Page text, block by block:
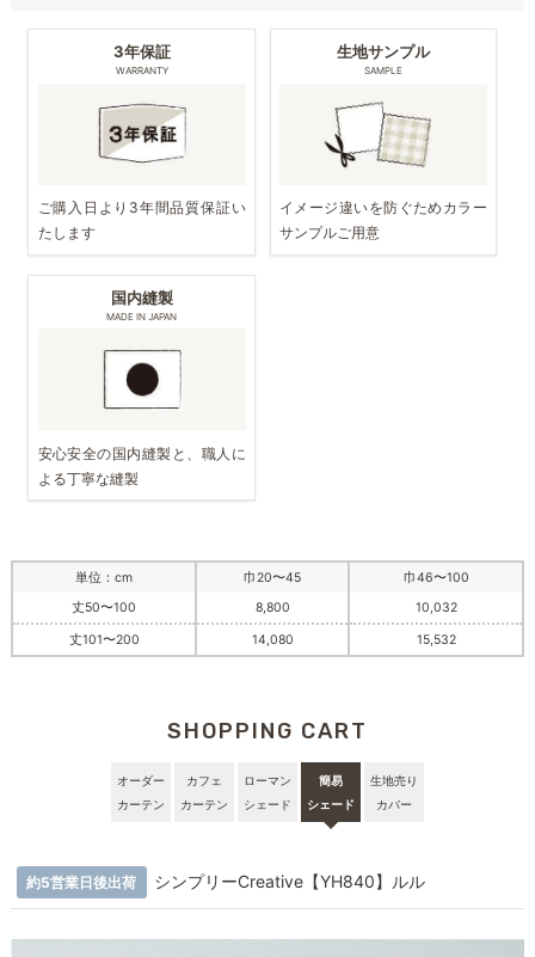
3年保証
WARRANTY
ご購入日より3年間品質保証い
たします
生地サンプル
SAMPLE
イメージ違いを防ぐためカラー
サンプルご用意
国内縫製
MADE IN JAPAN
安心安全の国内縫製と、職人に
よる丁寧な縫製
単位：cm 巾20〜45
巾46〜100
丈50〜100
8,800 10,032
丈101〜200 14,080 15,532
SHOPPING CART
オーダー
カーテン
カフェ
カーテン
ローマン
シェード
簡易
シェード
生地売り
カバー
約5営業日後出荷 シンプリーCreative【YH840】ルル